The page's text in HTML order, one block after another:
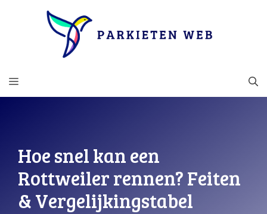
MENU
Hoe snel kan een
Rottweiler rennen? Feiten
& Vergelijkingstabel